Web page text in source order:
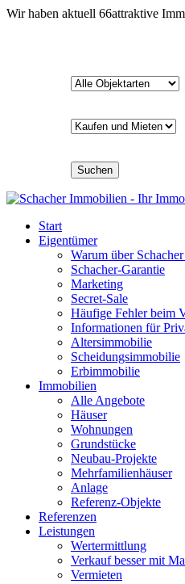
Wir haben aktuell 66attraktive
Suchen
Start
Eigentümer
Warum über
Schacher-Garantie
Marketing
Secret-Sale
Häufige Fehler beim
Informationen für
Altersimmobilie
Scheidungsimmobilie
Erbimmobilie
Immobilien
Alle Angebote
Häuser
Wohnungen
Grundstücke
Neubau-Projekte
Mehrfamilienhäuser
Anlage
Referenz-Objekte
Referenzen
Leistungen
Wertermittlung
Verkauf besser mit
Vermieten